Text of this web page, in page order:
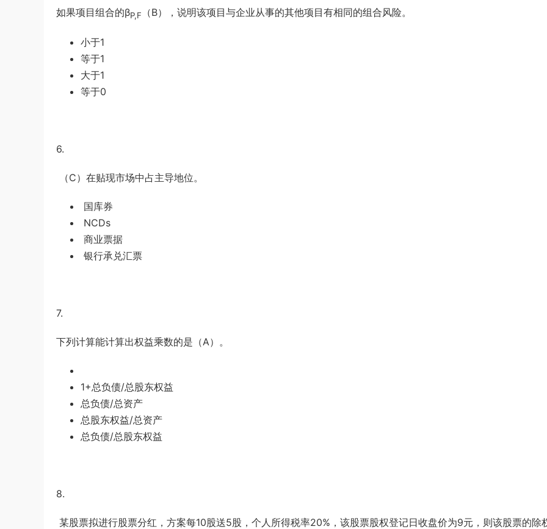
如果项目组合的βP,F （B），说明该项目与企业从事的其他项目有相同的组合风险。
小于1
等于1
大于1
等于0
6.
（C）在贴现市场中占主导地位。
国库券
NCDs
商业票据
银行承兑汇票
7.
下列计算能计算出权益乘数的是（A）。
1+总负债/总股东权益
总负债/总资产
总股东权益/总资产
总负债/总股东权益
8.
某股票拟进行股票分红，方案每10股送5股，个人所得税率20% ，该股票股权登记日收盘价为9元，则该股票的除